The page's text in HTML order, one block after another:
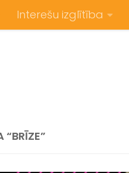
Interešu izglītība
“BRĪZE”